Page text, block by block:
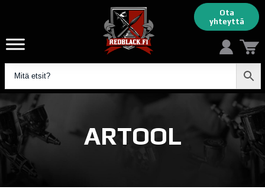
Ota
yhteyttä
ARTOOL